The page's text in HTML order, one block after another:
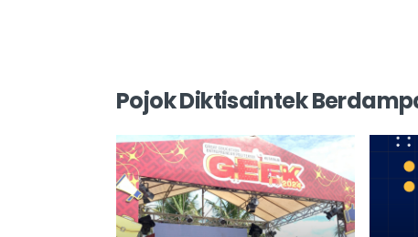
Pojok Diktisaintek